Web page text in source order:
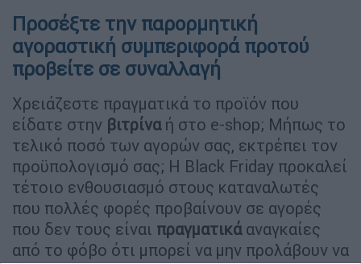
Προσέξτε την παρορμητική
αγοραστική συμπεριφορά προτού
προβείτε σε συναλλαγή
Χρειάζεστε πραγματικά το προϊόν που
είδατε στην βιτρίναή στο e-shop; Μήπως το
τελικό ποσό των αγορών σας, εκτρέπει τον
προϋπολογισμό σας; Η Black Friday προκαλεί
τέτοιο ενθουσιασμό στους καταναλωτές
που πολλές φορές προβαίνουν σε αγορές
που δεν τους είναι πραγματικάαναγκαίες
από το φόβο ότι μπορεί να μην προλάβουν να